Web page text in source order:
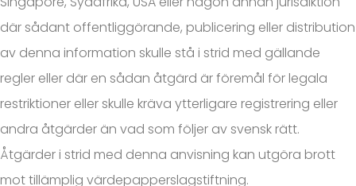
där sådant offentliggörande, publicering eller distribution
av denna information skulle stå i strid med gällande
regler eller där en sådan åtgärd är föremål för legala
restriktioner eller skulle kräva ytterligare registrering eller
andra åtgärder än vad som följer av svensk rätt.
Åtgärder i strid med denna anvisning kan utgöra brott
mot tillämplig värdepapperslagstiftning.